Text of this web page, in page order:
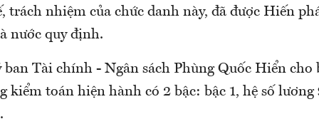
trách nhiệm của chức danh này, đã được Hiến
nước quy định.
Tài chính - Ngân sách Phùng Quốc Hiển cho
kiểm toán hiện hành có 2 bậc: bậc 1, hệ số lương